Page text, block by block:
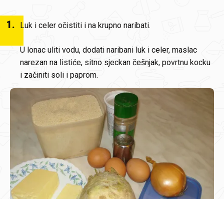
1. Luk i celer očistiti i na krupno naribati.
U lonac uliti vodu, dodati naribani luk i celer, maslac
narezan na listiće, sitno sjeckan češnjak, povrtnu kocku
i začiniti soli i paprom.